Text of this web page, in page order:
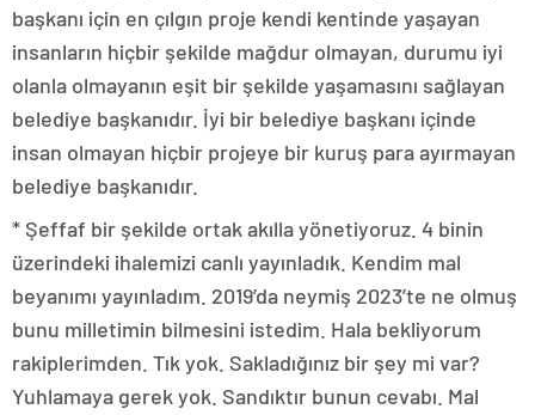
başkanı için en çılgın proje kendi kentinde yaşayan
insanların hiçbir şekilde mağdur olmayan, durumu iyi
olanla olmayanın eşit bir şekilde yaşamasını sağlayan
belediye başkanıdır. İyi bir belediye başkanı içinde
insan olmayan hiçbir projeye bir kuruş para ayırmayan
belediye başkanıdır.
* Şeffaf bir şekilde ortak akılla yönetiyoruz. 4 binin
üzerindeki ihalemizi canlı yayınladık. Kendim mal
beyanımı yayınladım. 2019’da neymiş 2023’te ne olmuş
bunu milletimin bilmesini istedim. Hala bekliyorum
rakiplerimden. Tık yok. Sakladığınız bir şey mi var?
Yuhlamaya gerek yok. Sandıktır bunun cevabı. Mal